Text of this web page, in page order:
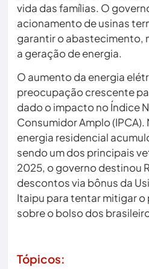
vida das famílias. O
acionamento de usinas
garantir o abastecimento,
a geração de energia.
O aumento da energia
preocupação crescente
dado o impacto no Índice
Consumidor Amplo
energia residencial
sendo um dos principais
2025, o governo destinou
descontos via bônus da
Itaipu para tentar mitigar o
sobre o bolso dos
Tópicos: